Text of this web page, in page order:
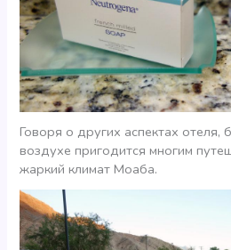
Говоря о других аспектах отеля,
воздухе пригодится многим
жаркий климат Моаба.